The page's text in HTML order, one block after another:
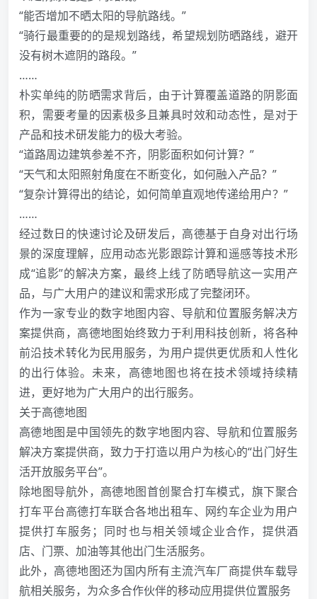
“能否增加不晒太阳的导航路线。”
“骑行最重要的的是规划路线，希望规划防晒路线，避开
没有树木遮阴的路段。”
……
朴实单纯的防晒需求背后，由于计算覆盖道路的阴影面
积，需要考量的因素极多且兼具时效和动态性，是对于
产品和技术研发能力的极大考验。
“道路周边建筑参差不齐，阴影面积如何计算？”
“天气和太阳照射角度在不断变化，如何融入产品？”
“复杂计算得出的结论，如何简单直观地传递给用户？”
……
经过数日的快速讨论及研发后，高德基于自身对出行场
景的深度理解，应用动态光影跟踪计算和遥感等技术形
成“追影”的解决方案，最终上线了防晒导航这一实用产
品，与广大用户的建议和需求形成了完整闭环。
作为一家专业的数字地图内容、导航和位置服务解决方
案提供商，高德地图始终致力于利用科技创新，将各种
前沿技术转化为民用服务，为用户提供更优质和人性化
的出行体验。未来，高德地图也将在技术领域持续精
进，更好地为广大用户的出行服务。
关于高德地图
高德地图是中国领先的数字地图内容、导航和位置服务
解决方案提供商，致力于打造以用户为核心的“出门好生
活开放服务平台”。
除地图导航外，高德地图首创聚合打车模式，旗下聚合
打车平台高德打车联合各地出租车、网约车企业为用户
提供打车服务；同时也与相关领域企业合作，提供酒
店、门票、加油等其他出门生活服务。
此外，高德地图还为国内所有主流汽车厂商提供车载导
航相关服务，为众多合作伙伴的移动应用提供位置服务